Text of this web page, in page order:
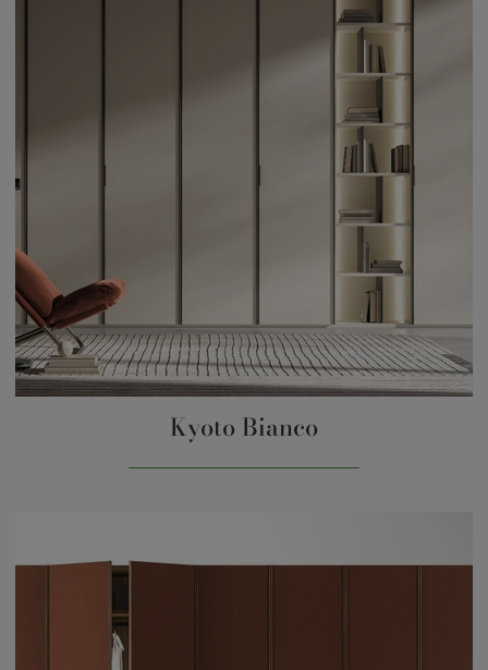
Kyoto Bianco